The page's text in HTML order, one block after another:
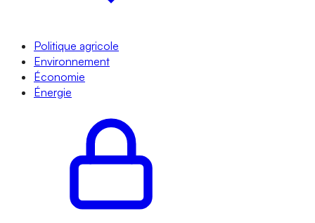
Politique agricole
Environnement
Économie
Énergie